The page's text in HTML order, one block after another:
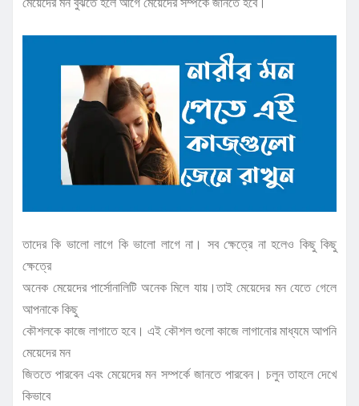
তাদের কি ভালো লাগে কি ভালো লাগে না। সব ক্ষেত্রে না হলেও কিছু কিছু
ক্ষেত্রে
অনেক মেয়েদের পার্সোনালিটি অনেক মিলে যায়।তাই মেয়েদের মন যেতে গেলে
আপনাকে কিছু
কৌশলকে কাজে লাগাতে হবে। এই কৌশল গুলো কাজে লাগানোর মাধ্যমে আপনি
মেয়েদের মন
জিততে পারবেন এবং মেয়েদের মন সম্পর্কে জানতে পারবেন। চলুন তাহলে দেখে
কিভাবে